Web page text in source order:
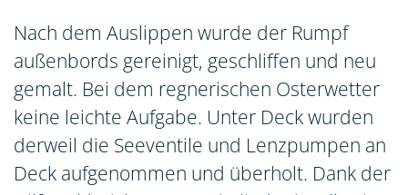
Nach dem Auslippen wurde der Rumpf
außenbords gereinigt, geschliffen und neu
gemalt. Bei dem regnerischen Osterwetter
keine leichte Aufgabe. Unter Deck wurden
derweil die Seeventile und Lenzpumpen an
Deck aufgenommen und überholt. Dank der